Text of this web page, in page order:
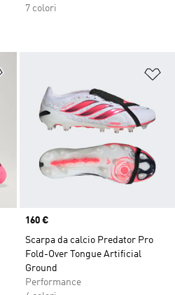
7 colori
Aggiungi alla lista dei desideri
Price
160 €
Scarpa da calcio Predator Pro
Fold-Over Tongue Artificial
Ground
Performance